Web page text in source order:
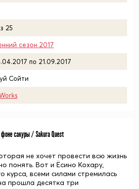
25
сезон 2017
по 21.09.2017
Сойти
сакуры / Sakura Quest
не хочет провести всю жизнь
понять. Вот и Ёсино Кохару,
курса, всеми силами стремилась
прошла десятка три